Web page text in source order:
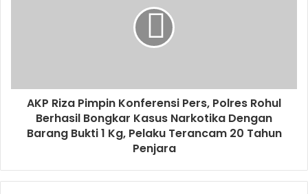
AKP Riza Pimpin Konferensi Pers, Polres Rohul
Berhasil Bongkar Kasus Narkotika Dengan
Barang Bukti 1 Kg, Pelaku Terancam 20 Tahun
Penjara